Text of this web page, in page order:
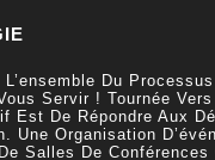
Du
Servir ! Tournée Vers
Est De Répondre Aux
Une Organisation
Salles De Conférences